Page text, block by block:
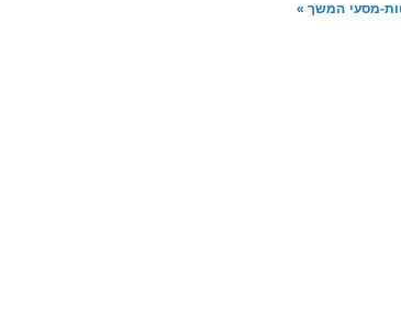
מסעי המשך »